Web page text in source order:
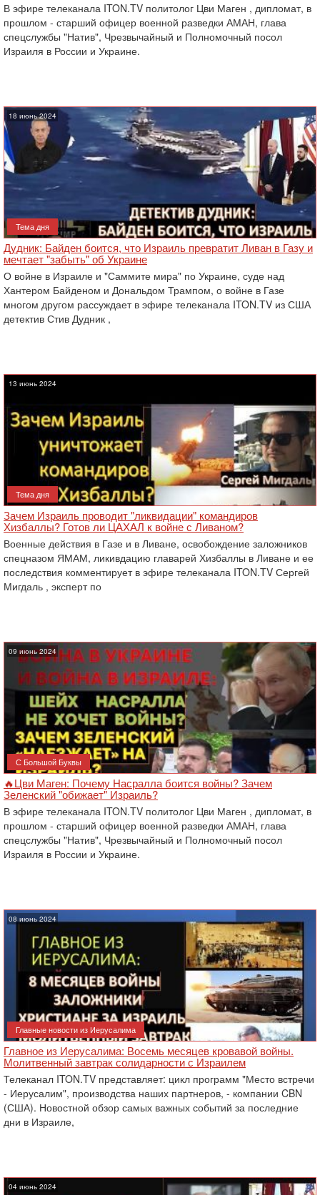
В эфире телеканала ITON.TV политолог Цви Маген , дипломат, в
прошлом - старший офицер военной разведки АМАН, глава
спецслужбы "Натив", ‎Чрезвычайный и Полномочный посол
Израиля в России и Украине.
18 июнь 2024
Тема дня
Дудник: Байден боится, что Израиль превратит Ливан в Газу и
мечтает "забыть" об Украине
О войне в Израиле и "Саммите мира" по Украине, суде над
Хантером Байденом и Дональдом Трампом, о войне в Газе
многом другом рассуждает в эфире телеканала ITON.TV из США
детектив Стив Дудник ,
13 июнь 2024
Тема дня
Зачем Израиль проводит "ликвидации" командиров
Хизбаллы? Готов ли ЦАХАЛ к войне с Ливаном?
Военные действия в Газе и в Ливане, освобождение заложников
спецназом ЯМАМ, ликивдацию главарей Хизбаллы в Ливане и ее
последствия комментирует в эфире телеканала ITON.TV Сергей
Мигдаль , эксперт по
09 июнь 2024
С Большой Буквы
🔥Цви Маген: Почему Насралла боится войны? Зачем
Зеленский "обижает" Израиль?
В эфире телеканала ITON.TV политолог Цви Маген , дипломат, в
прошлом - старший офицер военной разведки АМАН, глава
спецслужбы "Натив", ‎Чрезвычайный и Полномочный посол
Израиля в России и Украине.
08 июнь 2024
Главные новости из Иерусалима
Главное из Иерусалима: Восемь месяцев кровавой войны.
Молитвенный завтрак солидарности с Израилем
Телеканал ITON.TV представляет: цикл программ "Место встречи
- Иерусалим", производства наших партнеров, - компании CBN
(США). Новостной обзор самых важных событий за последние
дни в Израиле,
04 июнь 2024